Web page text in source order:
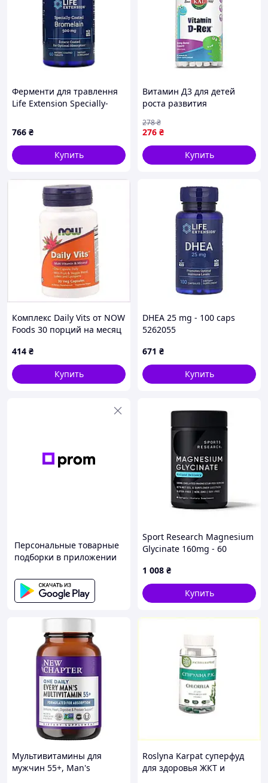
Ферменти для травлення
Life Extension Specially-
покращення травлення та
засвоєння білків
766 ₴
Купить
Витамин Д3 для детей
роста развития
МЕ KAL Vitamin D-Rex
10mcg - 90 сhewable
Bubble Gum
276 ₴
278₴
Купить
Комплекс Daily Vits от NOW
Foods 30 порций на месяц
414 ₴
Купить
DHEA 25 mg - 100 caps
5262055
671 ₴
Купить
Персональные товарные
подборки в приложении
Sport Research Magnesium
Glycinate 160mg - 60
1 008 ₴
Купить
Мультивитамины для
мужчин 55+, Man's
Roslyna Karpat суперфуд
для здоровья ЖКТ и